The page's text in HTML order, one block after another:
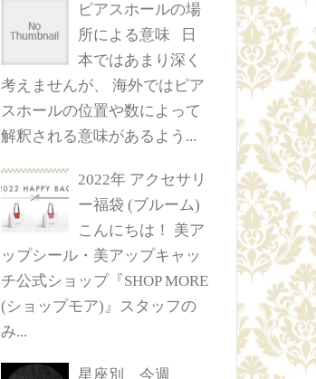
ピアスホールの場
所による意味
日
本ではあまり深く
考えませんが、 海外ではピア
スホールの位置や数によって
解釈される意味があるよう...
2022年 アクセサリ
ー福袋 (ブルーム)
こんにちは！ 美ア
ップシール・美アップキャッ
チ公式ショップ『SHOP MORE
(ショップモア)』スタッフの
み...
星座別 今週